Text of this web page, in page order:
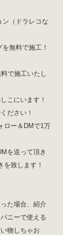
ン（ドラレコな
無料で施工！
で施工いたし
こにいます！
ださい！
ー＆DMで1万
を送って頂き
を致します！
た場合、紹介
ニーで使える
物しちゃお